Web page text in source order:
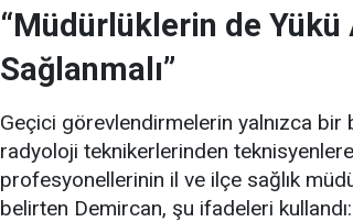
“Müdürlüklerin de Yükü
Sağlanmalı”
Geçici görevlendirmelerin yalnızca bir
radyoloji teknikerlerinden
profesyonellerinin il ve ilçe sağlık
belirten Demircan, şu ifadeleri kullandı: